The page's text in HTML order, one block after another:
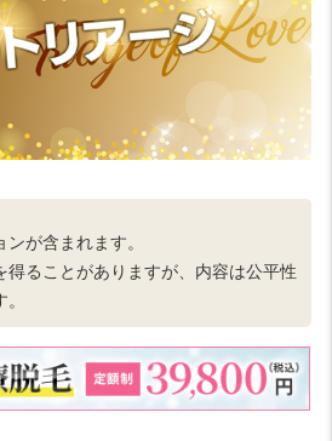
が含まれます。
得ることがありますが、内容は公平性